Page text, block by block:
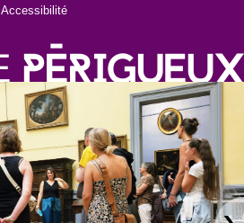
Accessibilité